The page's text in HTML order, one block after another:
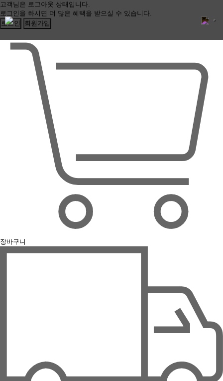
고객님은 로그아웃 상태입니다.
로그인을 하시면 더 많은 혜택을 받으실 수 있습니다.
로그인
회원가입
장바구니